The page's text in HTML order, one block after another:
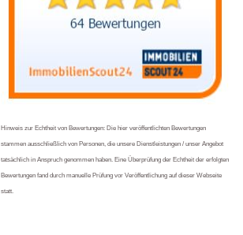
Hinweis zur Echtheit von Bewertungen: Die hier veröffentlichten Bewertungen
stammen ausschließlich von Personen, die unsere Dienstleistungen / unser Angebot
tatsächlich in Anspruch genommen haben. Eine Überprüfung der Echtheit der erfolgten
Bewertungen fand durch manuelle Prüfung vor Veröffentlichung auf dieser Webseite
statt.